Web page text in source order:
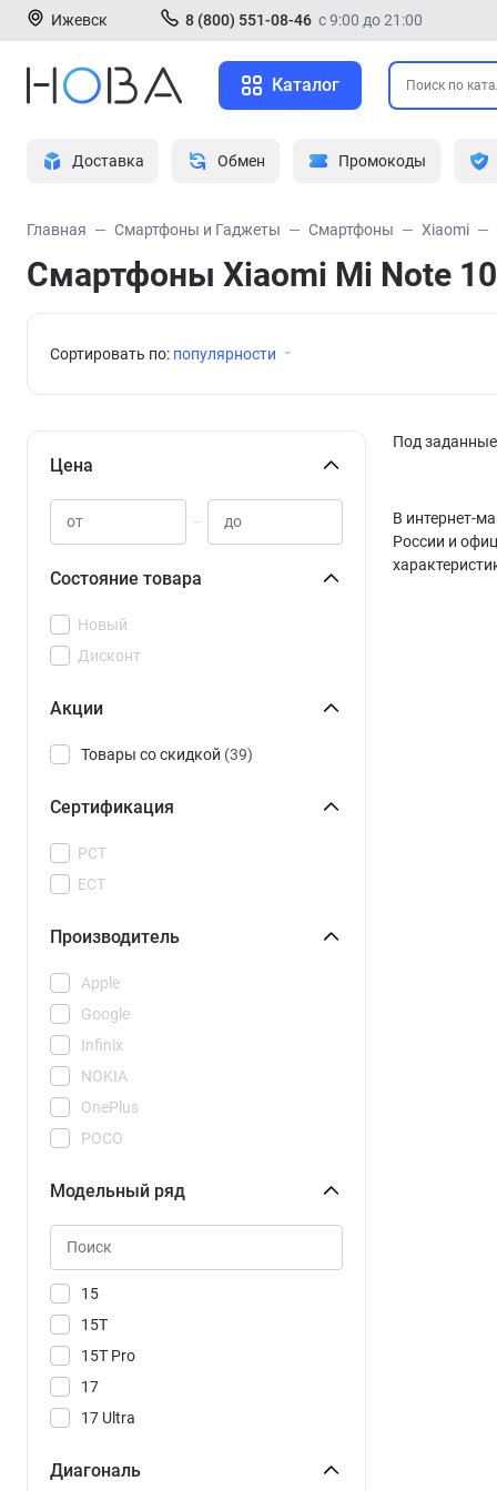
Ижевск 8 (800) 551-08-46 с 9:00 до 21:00
Каталог
Доставка Обмен Промокоды
Главная Смартфоны и Гаджеты Смартфоны Xiaomi
Смартфоны Xiaomi Mi Note
Сортировать по: популярности
Цена
–
Состояние товара
Новый
Дисконт
Акции
Товары со скидкой (39)
Сертификация
РСТ
ЕСТ
Производитель
Apple
Google
Infinix
NOKIA
OnePlus
POCO
Realme
Samsung
Vivo
Xiaomi
Модельный ряд
15
15T
15T Pro
17
17 Ultra
17T Pro
Диагональ
Под
В интернет-
России и